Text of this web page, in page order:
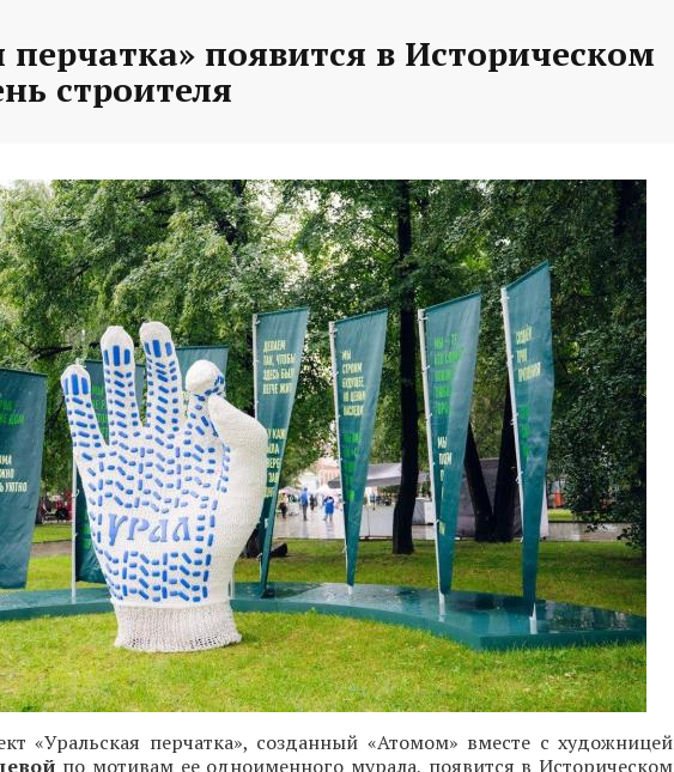
перчатка» появится в Историческом
строителя
«Уральская перчатка», созданный «Атомом» вместе с художницей
по мотивам ее одноименного мурала, появится в Историческом